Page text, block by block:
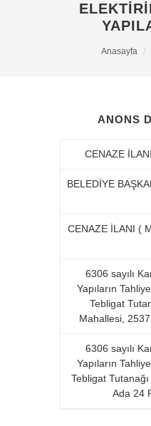
Anasayfa
ANONS
CENAZE
BELEDİYE
CENAZE İLANI (
6306 sayılı
Yapıların
Tebligat
Mahallesi,
6306 sayılı
Yapıların
Tebligat
Ada 24